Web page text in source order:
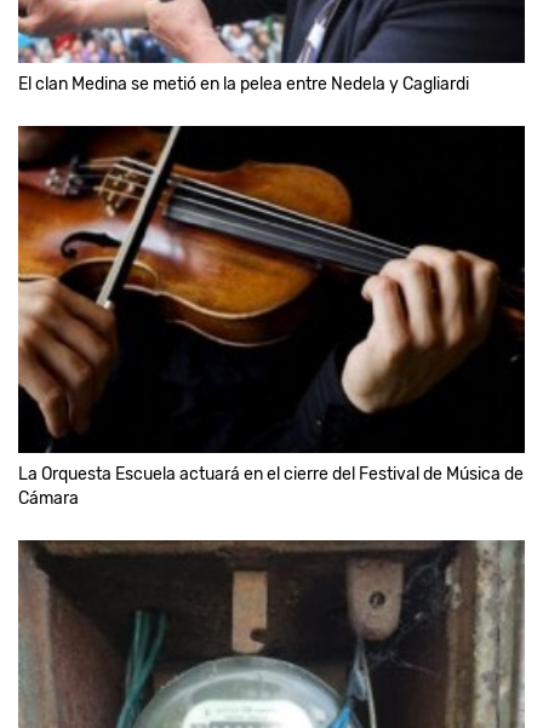
El clan Medina se metió en la pelea entre Nedela y Cagliardi
La Orquesta Escuela actuará en el cierre del Festival de Música de
Cámara